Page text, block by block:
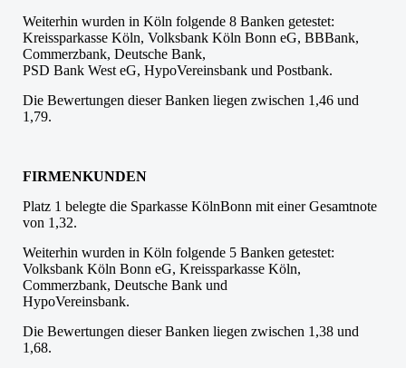
Weiterhin wurden in Köln folgende 8 Banken getestet:
Kreissparkasse Köln, Volksbank Köln Bonn eG, BBBank,
Commerzbank, Deutsche Bank,
PSD Bank West eG, HypoVereinsbank und Postbank.
Die Bewertungen dieser Banken liegen zwischen 1,46 und
1,79.
FIRMENKUNDEN
Platz 1 belegte die Sparkasse KölnBonn mit einer Gesamtnote
von 1,32.
Weiterhin wurden in Köln folgende 5 Banken getestet:
Volksbank Köln Bonn eG, Kreissparkasse Köln,
Commerzbank, Deutsche Bank und
HypoVereinsbank.
Die Bewertungen dieser Banken liegen zwischen 1,38 und
1,68.